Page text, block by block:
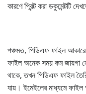
কারণে প্রিন্ট করা ডকুমেন্টটি
পঞ্চমত, পিডিএফ ফাইল
ফাইল অনেক সময় কম জায়গা
থাকে, তখন পিডিএফ ফাইল
যায়। ইমেইলের মাধ্যমে